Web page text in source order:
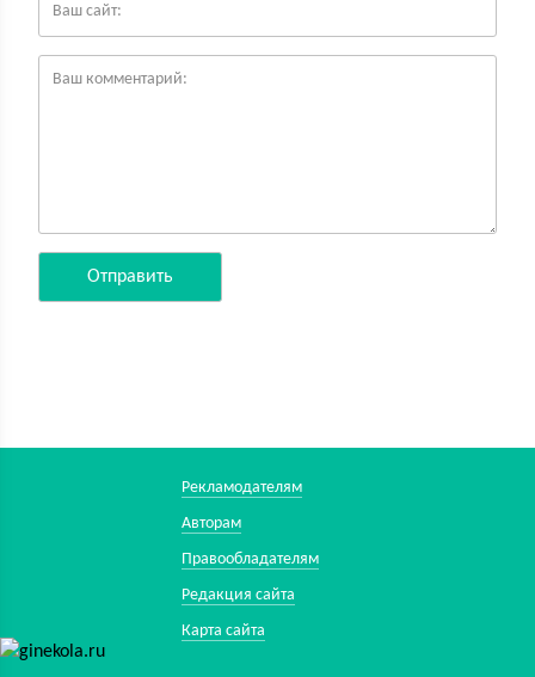
Рекламодателям
Авторам
Правообладателям
Редакция сайта
Карта сайта